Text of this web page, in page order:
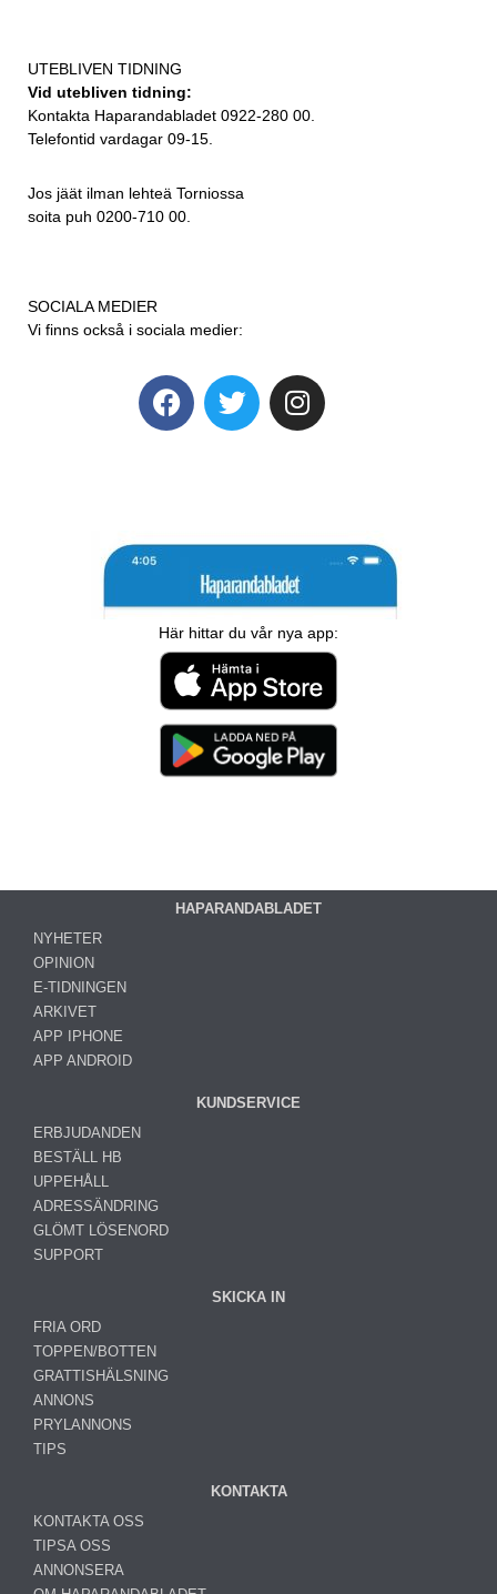
UTEBLIVEN TIDNING
Vid utebliven tidning:
Kontakta Haparandabladet 0922-280 00.
Telefontid vardagar 09-15.
Jos jäät ilman lehteä Torniossa
soita puh 0200-710 00.
SOCIALA MEDIER
Vi finns också i sociala medier:
Här hittar du vår nya app:
HAPARANDABLADET
NYHETER
OPINION
E-TIDNINGEN
ARKIVET
APP IPHONE
APP ANDROID
KUNDSERVICE
ERBJUDANDEN
BESTÄLL HB
UPPEHÅLL
ADRESSÄNDRING
GLÖMT LÖSENORD
SUPPORT
SKICKA IN
FRIA ORD
TOPPEN/BOTTEN
GRATTISHÄLSNING
ANNONS
PRYLANNONS
TIPS
KONTAKTA
KONTAKTA OSS
TIPSA OSS
ANNONSERA